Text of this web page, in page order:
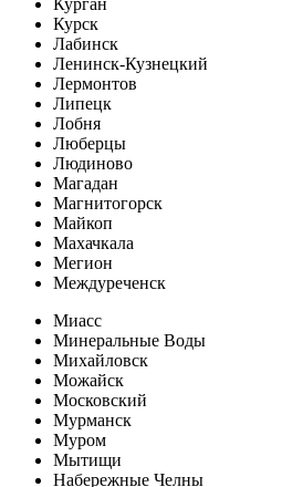
Курск
Лабинск
Ленинск-Кузнецкий
Лермонтов
Липецк
Лобня
Люберцы
Людиново
Магадан
Магнитогорск
Майкоп
Махачкала
Мегион
Междуреченск
Миасс
Минеральные Воды
Михайловск
Можайск
Московский
Мурманск
Муром
Мытищи
Набережные Челны